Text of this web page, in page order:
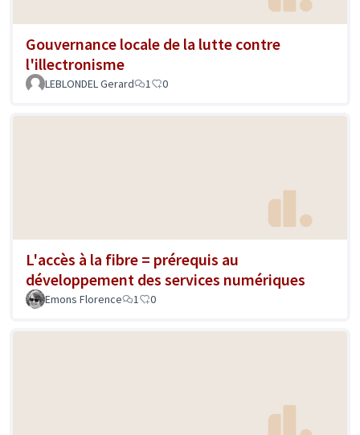
Gouvernance locale de la lutte contre
l'illectronisme
LEBLONDEL Gerard 1 0
L'accès à la fibre = prérequis au
développement des services numériques
Emons Florence 1 0